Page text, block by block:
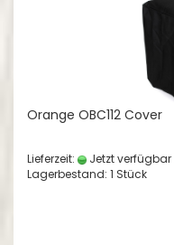
Orange OBC112 Cover
Lieferzeit: Jetzt verfügbar
Lagerbestand: 1 Stück